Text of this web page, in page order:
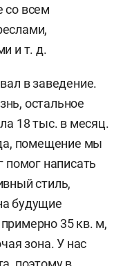
со всем
и т. д.
в заведение.
остальное
18 тыс. в месяц.
помещение мы
написать
стиль,
будущие
35 кв. м,
зона. У нас